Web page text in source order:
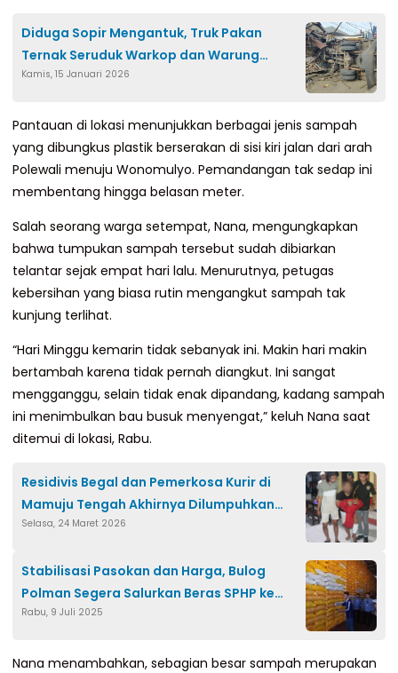
Diduga Sopir Mengantuk, Truk Pakan
Ternak Seruduk Warkop dan Warung
Makan
Kamis, 15 Januari 2026
Pantauan di lokasi menunjukkan berbagai jenis sampah
yang dibungkus plastik berserakan di sisi kiri jalan dari arah
Polewali menuju Wonomulyo. Pemandangan tak sedap ini
membentang hingga belasan meter.
Salah seorang warga setempat, Nana, mengungkapkan
bahwa tumpukan sampah tersebut sudah dibiarkan
telantar sejak empat hari lalu. Menurutnya, petugas
kebersihan yang biasa rutin mengangkut sampah tak
kunjung terlihat.
“Hari Minggu kemarin tidak sebanyak ini. Makin hari makin
bertambah karena tidak pernah diangkut. Ini sangat
mengganggu, selain tidak enak dipandang, kadang sampah
ini menimbulkan bau busuk menyengat,” keluh Nana saat
ditemui di lokasi, Rabu.
Residivis Begal dan Pemerkosa Kurir di
Mamuju Tengah Akhirnya Dilumpuhkan
Polisi
Selasa, 24 Maret 2026
Stabilisasi Pasokan dan Harga, Bulog
Polman Segera Salurkan Beras SPHP ke
Pasaran
Rabu, 9 Juli 2025
Nana menambahkan, sebagian besar sampah merupakan